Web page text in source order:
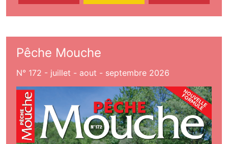
Pêche Mouche
N° 172 - juillet - aout - septembre 2026